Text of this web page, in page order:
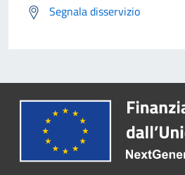
Segnala disservizio